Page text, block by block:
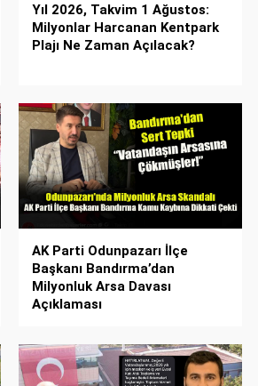
Yıl 2026, Takvim 1 Ağustos:
Milyonlar Harcanan Kentpark
Plajı Ne Zaman Açılacak?
AK Parti Odunpazarı İlçe
Başkanı Bandırma’dan
Milyonluk Arsa Davası
Açıklaması